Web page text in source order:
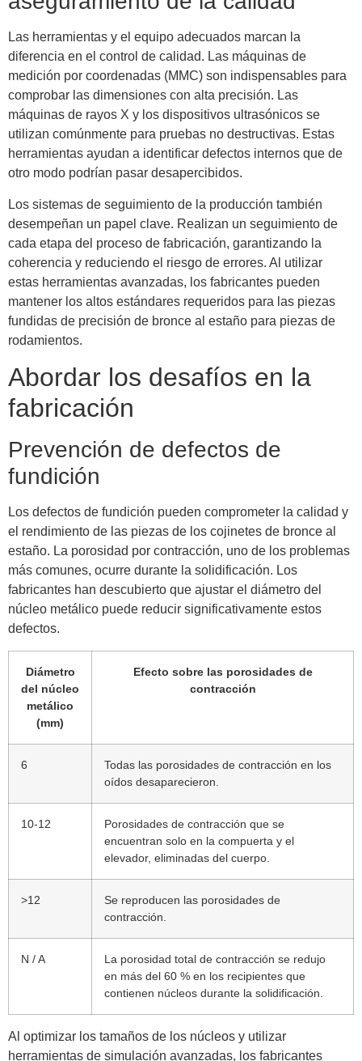
Las herramientas y el equipo adecuados marcan la
diferencia en el control de calidad. Las máquinas de
medición por coordenadas (MMC) son indispensables para
comprobar las dimensiones con alta precisión. Las
máquinas de rayos X y los dispositivos ultrasónicos se
utilizan comúnmente para pruebas no destructivas. Estas
herramientas ayudan a identificar defectos internos que de
otro modo podrían pasar desapercibidos.
Los sistemas de seguimiento de la producción también
desempeñan un papel clave. Realizan un seguimiento de
cada etapa del proceso de fabricación, garantizando la
coherencia y reduciendo el riesgo de errores. Al utilizar
estas herramientas avanzadas, los fabricantes pueden
mantener los altos estándares requeridos para las piezas
fundidas de precisión de bronce al estaño para piezas de
rodamientos.
Abordar los desafíos en la
fabricación
Prevención de defectos de
fundición
Los defectos de fundición pueden comprometer la calidad y
el rendimiento de las piezas de los cojinetes de bronce al
estaño. La porosidad por contracción, uno de los problemas
más comunes, ocurre durante la solidificación. Los
fabricantes han descubierto que ajustar el diámetro del
núcleo metálico puede reducir significativamente estos
defectos.
Diámetro
del núcleo
metálico
(mm)
Efecto sobre las porosidades de
contracción
6
Todas las porosidades de contracción en los
oídos desaparecieron.
10-12
Porosidades de contracción que se
encuentran solo en la compuerta y el
elevador, eliminadas del cuerpo.
>12
Se reproducen las porosidades de
contracción.
N / A
La porosidad total de contracción se redujo
en más del 60 % en los recipientes que
contienen núcleos durante la solidificación.
Al optimizar los tamaños de los núcleos y utilizar
herramientas de simulación avanzadas, los fabricantes